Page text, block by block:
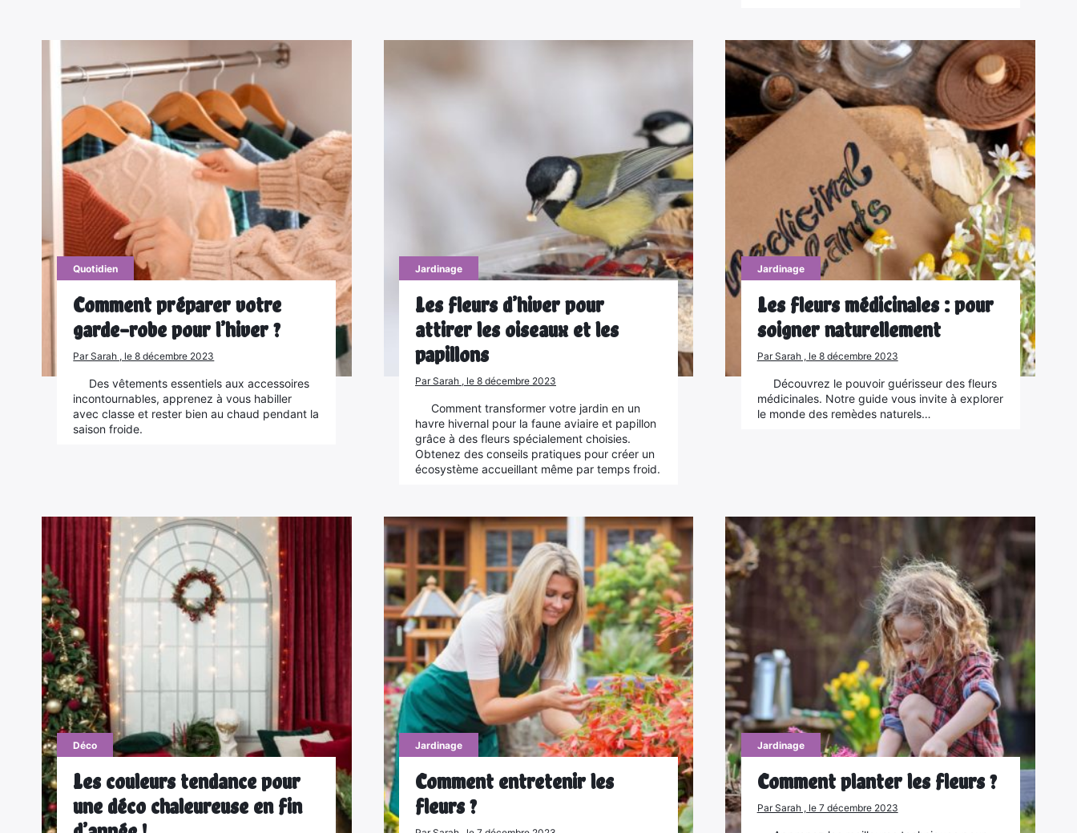
Quotidien
Comment préparer votre
garde-robe pour l’hiver ?
Par Sarah , le 8 décembre 2023
Des vêtements essentiels aux accessoires
incontournables, apprenez à vous habiller
avec classe et rester bien au chaud pendant la
saison froide.
Jardinage
Les fleurs d’hiver pour
attirer les oiseaux et les
papillons
Par Sarah , le 8 décembre 2023
Comment transformer votre jardin en un
havre hivernal pour la faune aviaire et papillon
grâce à des fleurs spécialement choisies.
Obtenez des conseils pratiques pour créer un
écosystème accueillant même par temps froid.
Jardinage
Les fleurs médicinales : pour
soigner naturellement
Par Sarah , le 8 décembre 2023
Découvrez le pouvoir guérisseur des fleurs
médicinales. Notre guide vous invite à explorer
le monde des remèdes naturels…
Déco
Les couleurs tendance pour
une déco chaleureuse en fin
Jardinage
Comment entretenir les
fleurs ?
Jardinage
Comment planter les fleurs ?
Par Sarah , le 7 décembre 2023